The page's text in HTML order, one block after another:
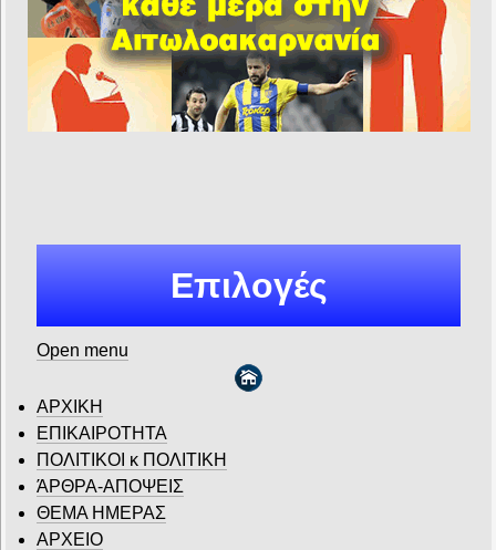
Επιλογές
Open menu
ΑΡΧΙΚΗ
ΕΠΙΚΑΙΡΟΤΗΤΑ
ΠΟΛΙΤΙΚΟΙ κ ΠΟΛΙΤΙΚΗ
ΆΡΘΡΑ-ΑΠΟΨΕΙΣ
ΘΕΜΑ ΗΜΕΡΑΣ
ΑΡΧΕΙΟ